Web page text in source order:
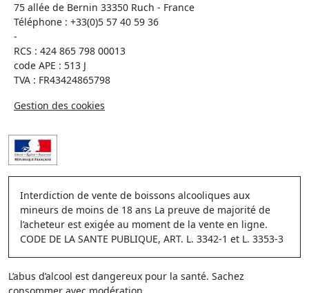
75 allée de Bernin 33350 Ruch - France
Téléphone : +33(0)5 57 40 59 36
-
RCS : 424 865 798 00013
code APE : 513 J
TVA : FR43424865798
Gestion des cookies
Interdiction de vente de boissons alcooliques aux
mineurs de moins de 18 ans La preuve de majorité de
l’acheteur est exigée au moment de la vente en ligne.
CODE DE LA SANTE PUBLIQUE, ART. L. 3342-1 et L. 3353-3
L’abus d’alcool est dangereux pour la santé. Sachez